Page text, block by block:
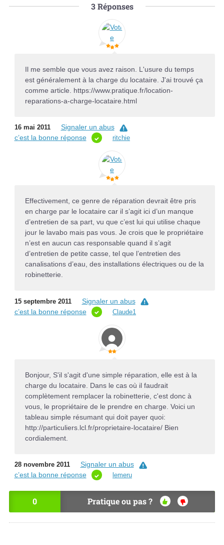
3Réponses
Il me semble que vous avez raison. L'usure du temps
est généralement à la charge du locataire. J'ai trouvé ça
comme article. https://www.pratique.fr/location-
reparations-a-charge-locataire.html
16 mai 2011
Signaler un abus
c’est la bonne réponse
ritchie
Effectivement, ce genre de réparation devrait être pris
en charge par le locataire car il s’agit ici d’un manque
d’entretien de sa part, vu que c’est lui qui utilise chaque
jour le lavabo mais pas vous. Je crois que le propriétaire
n’est en aucun cas responsable quand il s’agit
d’entretien de petite casse, tel que l’entretien des
canalisations d’eau, des installations électriques ou de la
robinetterie.
15 septembre 2011
Signaler un abus
c’est la bonne réponse
Claude1
Bonjour, S'il s'agit d'une simple réparation, elle est à la
charge du locataire. Dans le cas où il faudrait
complètement remplacer la robinetterie, c'est donc à
vous, le propriétaire de le prendre en charge. Voici un
tableau simple résumant qui doit payer quoi:
http://particuliers.lcl.fr/proprietaire-locataire/ Bien
cordialement.
28 novembre 2011
Signaler un abus
c’est la bonne réponse
lemeru
0 Pratique ou pas ?
OU
I
NO